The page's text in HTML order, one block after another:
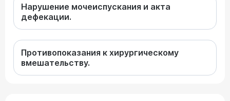
Нарушение мочеиспускания и акта
дефекации.
Противопоказания к хирургическому
вмешательству.